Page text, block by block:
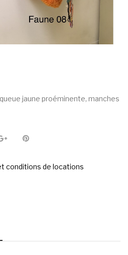
jaune proéminente, manches
conditions de locations